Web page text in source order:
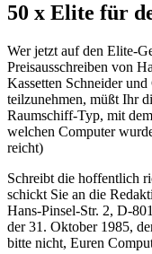
50 x Elite für
Wer jetzt auf den Elite-
Preisausschreiben von
Kassetten Schneider
teilzunehmen, müßt Ihr
Raumschiff-Typ, mit
welchen Computer
reicht)
Schreibt die hoffentlich
schickt Sie an die
Hans-Pinsel-Str. 2, D-
der 31. Oktober 1985,
bitte nicht, Euren